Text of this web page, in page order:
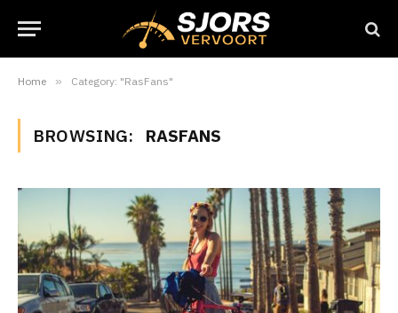
Home » Category: "RasFans"
BROWSING: RASFANS